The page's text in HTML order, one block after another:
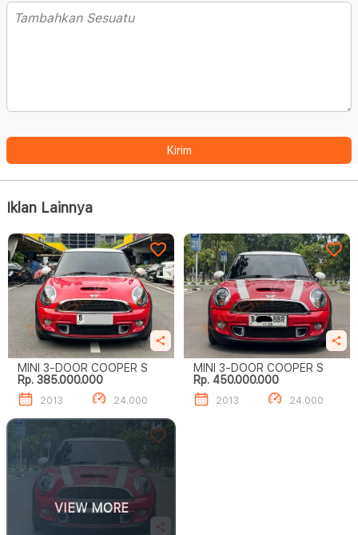
Kirim
Iklan Lainnya
MINI 3-DOOR COOPER S
Rp. 385.000.000
2013 24.000
MINI 3-DOOR COOPER S
Rp. 450.000.000
2013 24.000
VIEW MORE